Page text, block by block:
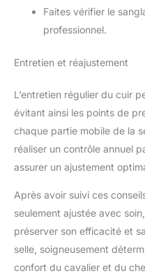
Faites vérifier le
professionnel.
Entretien et réajustement
L’entretien régulier du cuir
évitant ainsi les points de
chaque partie mobile de la
réaliser un contrôle annuel
assurer un ajustement
Après avoir suivi ces
seulement ajustée avec
préserver son efficacité et
selle, soigneusement
confort du cavalier et du